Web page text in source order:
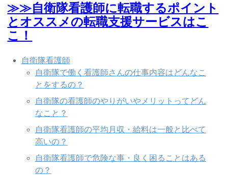
≫≫自衛隊看護師に転職するポイント
とオススメの転職支援サービスはこ
こ！
自衛隊看護師
自衛隊で働く看護師さんの仕事内容はどんなこ
とをするの？
自衛隊の看護師のやりがいやメリットってどん
なこと？
自衛隊看護師の平均月収・給料は一般と比べて
高いの？
自衛隊看護師で危険な事・良く困ることはある
の？